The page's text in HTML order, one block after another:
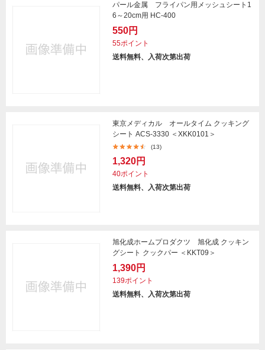
パール金属 フライパン用メッシュシート1
6～20cm用 HC-400
550円
55ポイント
送料無料、入荷次第出荷
東京メディカル オールタイム クッキング
シート ACS-3330 ＜XKK0101＞
(13)
1,320円
40ポイント
送料無料、入荷次第出荷
旭化成ホームプロダクツ 旭化成 クッキン
グシート クックパー ＜KKT09＞
1,390円
139ポイント
送料無料、入荷次第出荷